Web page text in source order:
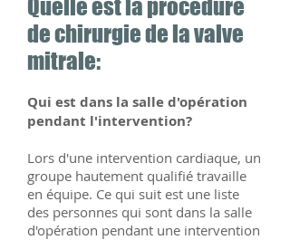
Quelle est la procédure
de chirurgie de la valve
mitrale:
Qui est dans la salle d'opération
pendant l'intervention?
Lors d'une intervention cardiaque, un
groupe hautement qualifié travaille
en équipe. Ce qui suit est une liste
des personnes qui sont dans la salle
d'opération pendant une intervention